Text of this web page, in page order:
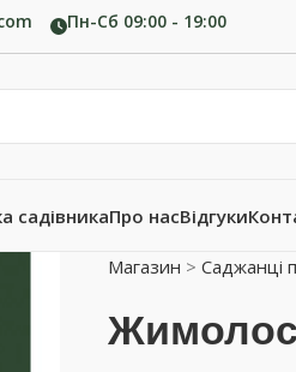
Пн-Сб 09:00 - 19:00
садівникаПро насВідгуки
Магазин > Саджанці